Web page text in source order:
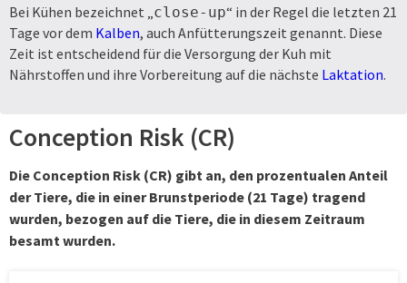
Bei Kühen bezeichnet „ close-up“ in der Regel die letzten 21
Tage vor dem Kalben, auch Anfütterungszeit genannt. Diese
Zeit ist entscheidend für die Versorgung der Kuh mit
Nährstoffen und ihre Vorbereitung auf die nächste Laktation.
Conception Risk (CR)
Die Conception Risk (CR) gibt an, den prozentualen Anteil
der Tiere, die in einer Brunstperiode (21 Tage) tragend
wurden, bezogen auf die Tiere, die in diesem Zeitraum
besamt wurden.